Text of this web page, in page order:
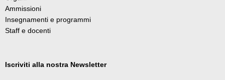
Ammissioni
Insegnamenti e programmi
Staff e docenti
Iscriviti alla nostra Newsletter